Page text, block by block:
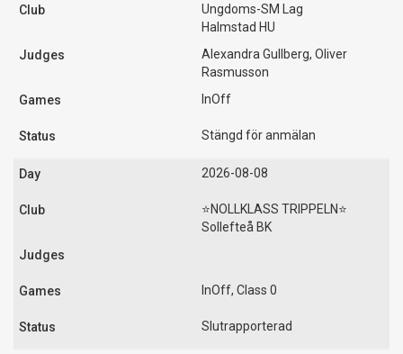
Ungdoms-SM Lag
Halmstad HU
Alexandra Gullberg, Oliver
Rasmusson
InOff
Stängd för anmälan
2026-08-08
⭐️NOLLKLASS TRIPPELN⭐️
Sollefteå BK
InOff, Class 0
Slutrapporterad